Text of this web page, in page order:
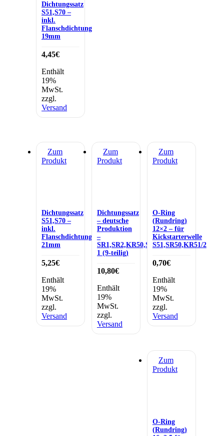
Dichtungssatz
S51,S70 –
inkl.
Flanschdichtung
19mm
4,45€
Enthält
19%
MwSt.
zzgl.
Versand
Zum
Produkt
Dichtungssatz
S51,S70 –
inkl.
Flanschdichtung
21mm
5,25€
Enthält
19%
MwSt.
zzgl.
Versand
Zum
Produkt
Dichtungssatz
– deutsche
Produktion
–
SR1,SR2,KR50,SR4-
1 (9-teilig)
10,80€
Enthält
19%
MwSt.
zzgl.
Versand
Zum
Produkt
O-Ring
(Rundring)
12×2 – für
Kickstarterwelle
S51,SR50,KR51/2
0,70€
Enthält
19%
MwSt.
zzgl.
Versand
Zum
Produkt
O-Ring
(Rundring)